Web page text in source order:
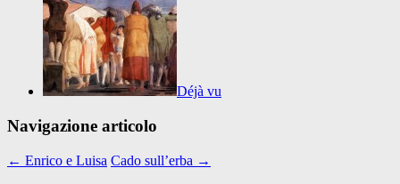
Déjà vu
Navigazione articolo
← Enrico e Luisa Cado sull’erba →